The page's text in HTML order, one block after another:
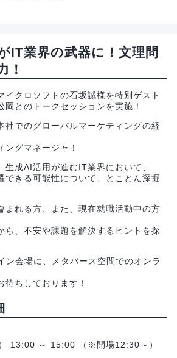
IT業界の武器に！文理問
！
イクロソフトの石坂誠様を特別ゲスト
岡とのトークセッションを実施！
社でのグローバルマーケティングの経
グマネージャ！
生成AI活用が進むIT業界において、
できる可能性について、とことん深掘
まれる方、また、現在就職活動中の方
ら、不安や課題を解決するヒントを探
ン会場に、メタバース空間でのオンラ
ちしております！
13:00 ～ 15:00 （※開場12:30～）